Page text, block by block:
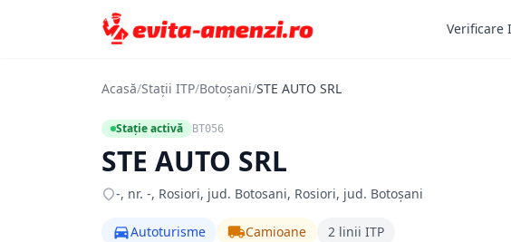
Verificare
Acasă/Stații ITP/Botoșani/STE AUTO SRL
Stație activă BT056
STE AUTO SRL
-, nr. -, Rosiori, jud. Botosani, Rosiori, jud. Botoșani
Autoturisme Camioane 2 linii ITP